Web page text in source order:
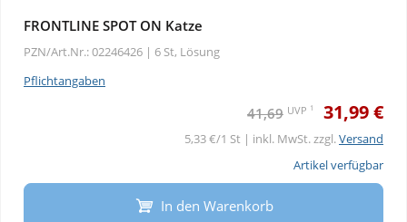
FRONTLINE SPOT ON Katze
PZN/Art.Nr.: 02246426 | 6 St, Lösung
Pflichtangaben
41,69 UVP 1 31,99 €
5,33 €/1 St | inkl. MwSt. zzgl.Versand
Artikel verfügbar
In den Warenkorb